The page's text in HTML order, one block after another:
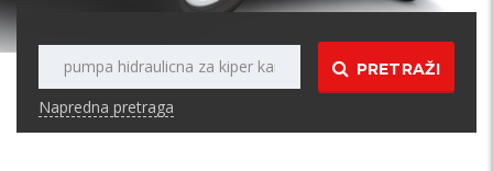
PRETRAŽI
Napredna pretraga